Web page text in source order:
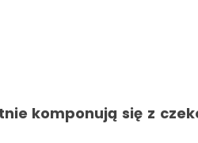
komponują się z